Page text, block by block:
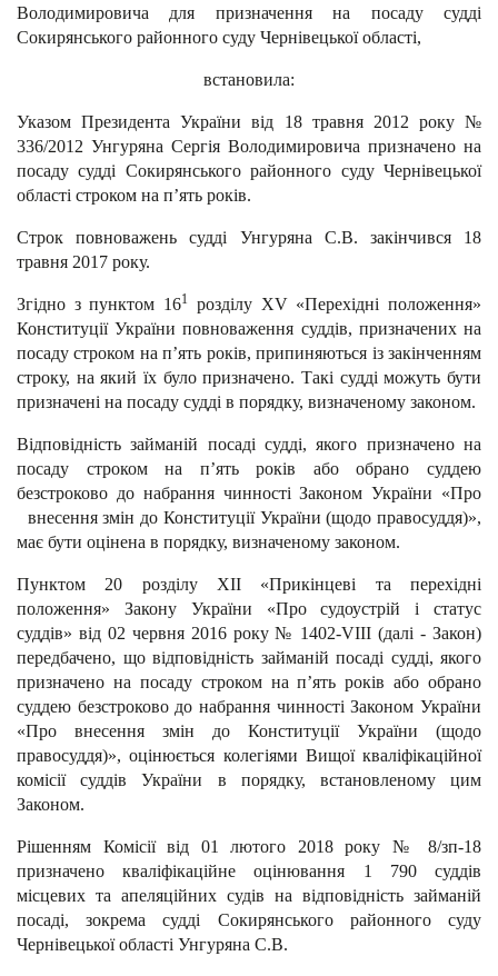
Володимировича для призначення на посаду судді
Сокирянського районного суду Чернівецької області,
встановила:
Указом Президента України від 18 травня 2012 року №
336/2012 Унгуряна Сергія Володимировича призначено на
посаду судді Сокирянського районного суду Чернівецької
області строком на п’ять років.
Строк повноважень судді Унгуряна С.В. закінчився 18
травня 2017 року.
Згідно з пунктом 161
розділу XV «Перехідні положення»
Конституції України повноваження суддів, призначених на
посаду строком на п’ять років, припиняються із закінченням
строку, на який їх було призначено. Такі судді можуть бути
призначені на посаду судді в порядку, визначеному законом.
Відповідність займаній посаді судді, якого призначено на
посаду строком на п’ять років або обрано суддею
безстроково до набрання чинності Законом України «Про
внесення змін до Конституції України (щодо правосуддя)»,
має бути оцінена в порядку, визначеному законом.
Пунктом 20 розділу XII «Прикінцеві та перехідні
положення» Закону України «Про судоустрій і статус
суддів» від 02 червня 2016 року № 1402-VIII (далі - Закон)
передбачено, що відповідність займаній посаді судді, якого
призначено на посаду строком на п’ять років або обрано
суддею безстроково до набрання чинності Законом України
«Про внесення змін до Конституції України (щодо
правосуддя)», оцінюється колегіями Вищої кваліфікаційної
комісії суддів України в порядку, встановленому цим
Законом.
Рішенням Комісії від 01 лютого 2018 року № 8/зп-18
призначено кваліфікаційне оцінювання 1 790 суддів
місцевих та апеляційних судів на відповідність займаній
посаді, зокрема судді Сокирянського районного суду
Чернівецької області Унгуряна С.В.